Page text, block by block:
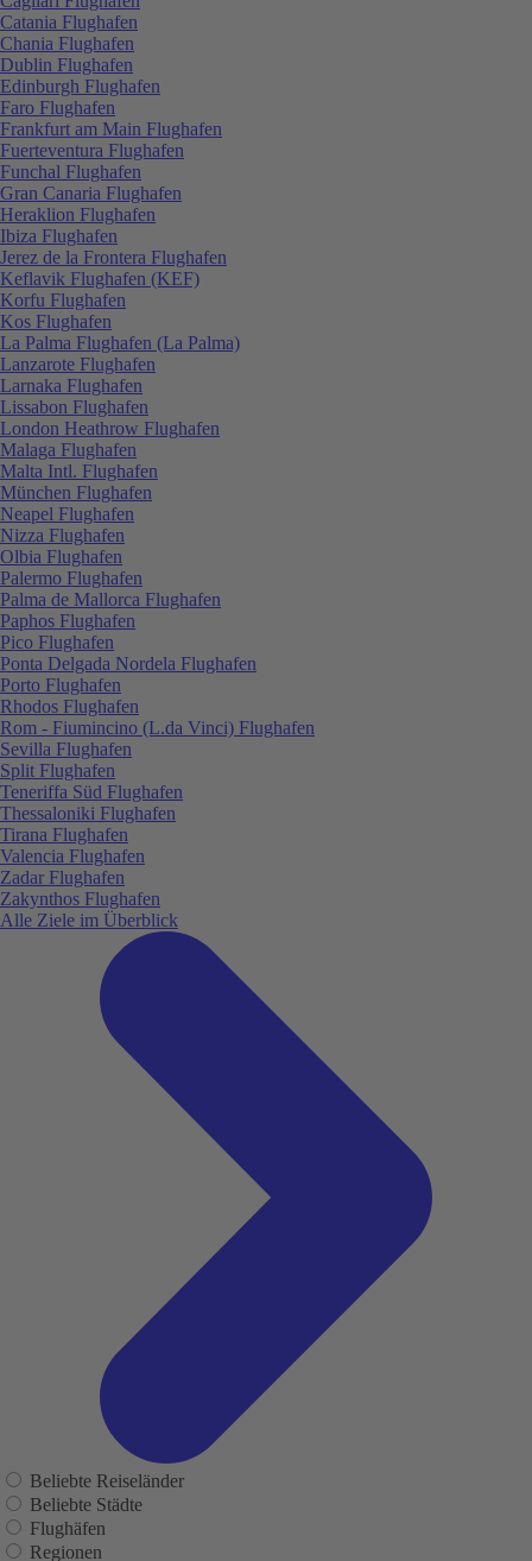
Catania Flughafen
Chania Flughafen
Dublin Flughafen
Edinburgh Flughafen
Faro Flughafen
Frankfurt am Main Flughafen
Fuerteventura Flughafen
Funchal Flughafen
Gran Canaria Flughafen
Heraklion Flughafen
Ibiza Flughafen
Jerez de la Frontera Flughafen
Keflavik Flughafen (KEF)
Korfu Flughafen
Kos Flughafen
La Palma Flughafen (La Palma)
Lanzarote Flughafen
Larnaka Flughafen
Lissabon Flughafen
London Heathrow Flughafen
Malaga Flughafen
Malta Intl. Flughafen
München Flughafen
Neapel Flughafen
Nizza Flughafen
Olbia Flughafen
Palermo Flughafen
Palma de Mallorca Flughafen
Paphos Flughafen
Pico Flughafen
Ponta Delgada Nordela Flughafen
Porto Flughafen
Rhodos Flughafen
Rom - Fiumincino (L.da Vinci) Flughafen
Sevilla Flughafen
Split Flughafen
Teneriffa Süd Flughafen
Thessaloniki Flughafen
Tirana Flughafen
Valencia Flughafen
Zadar Flughafen
Zakynthos Flughafen
Alle Ziele im Überblick
Beliebte Reiseländer
Beliebte Städte
Flughäfen
Regionen